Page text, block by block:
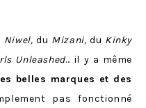
Niwel, du Mizani, du Kinky
Unleashed… il y a même
belles marques et des
pas fonctionné